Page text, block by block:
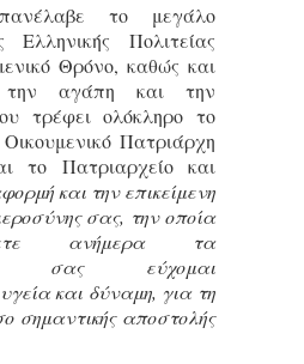
το μεγάλο
Ελληνικής Πολιτείας
Θρόνο, καθώς και
την αγάπη και την
τρέφει ολόκληρο το
Πατριάρχη
το Πατριαρχείο και
και την επικείμενη
σας, την οποία
ανήμερα τα
σας εύχομαι
και δύναμη, για τη
σημαντικής αποστολής